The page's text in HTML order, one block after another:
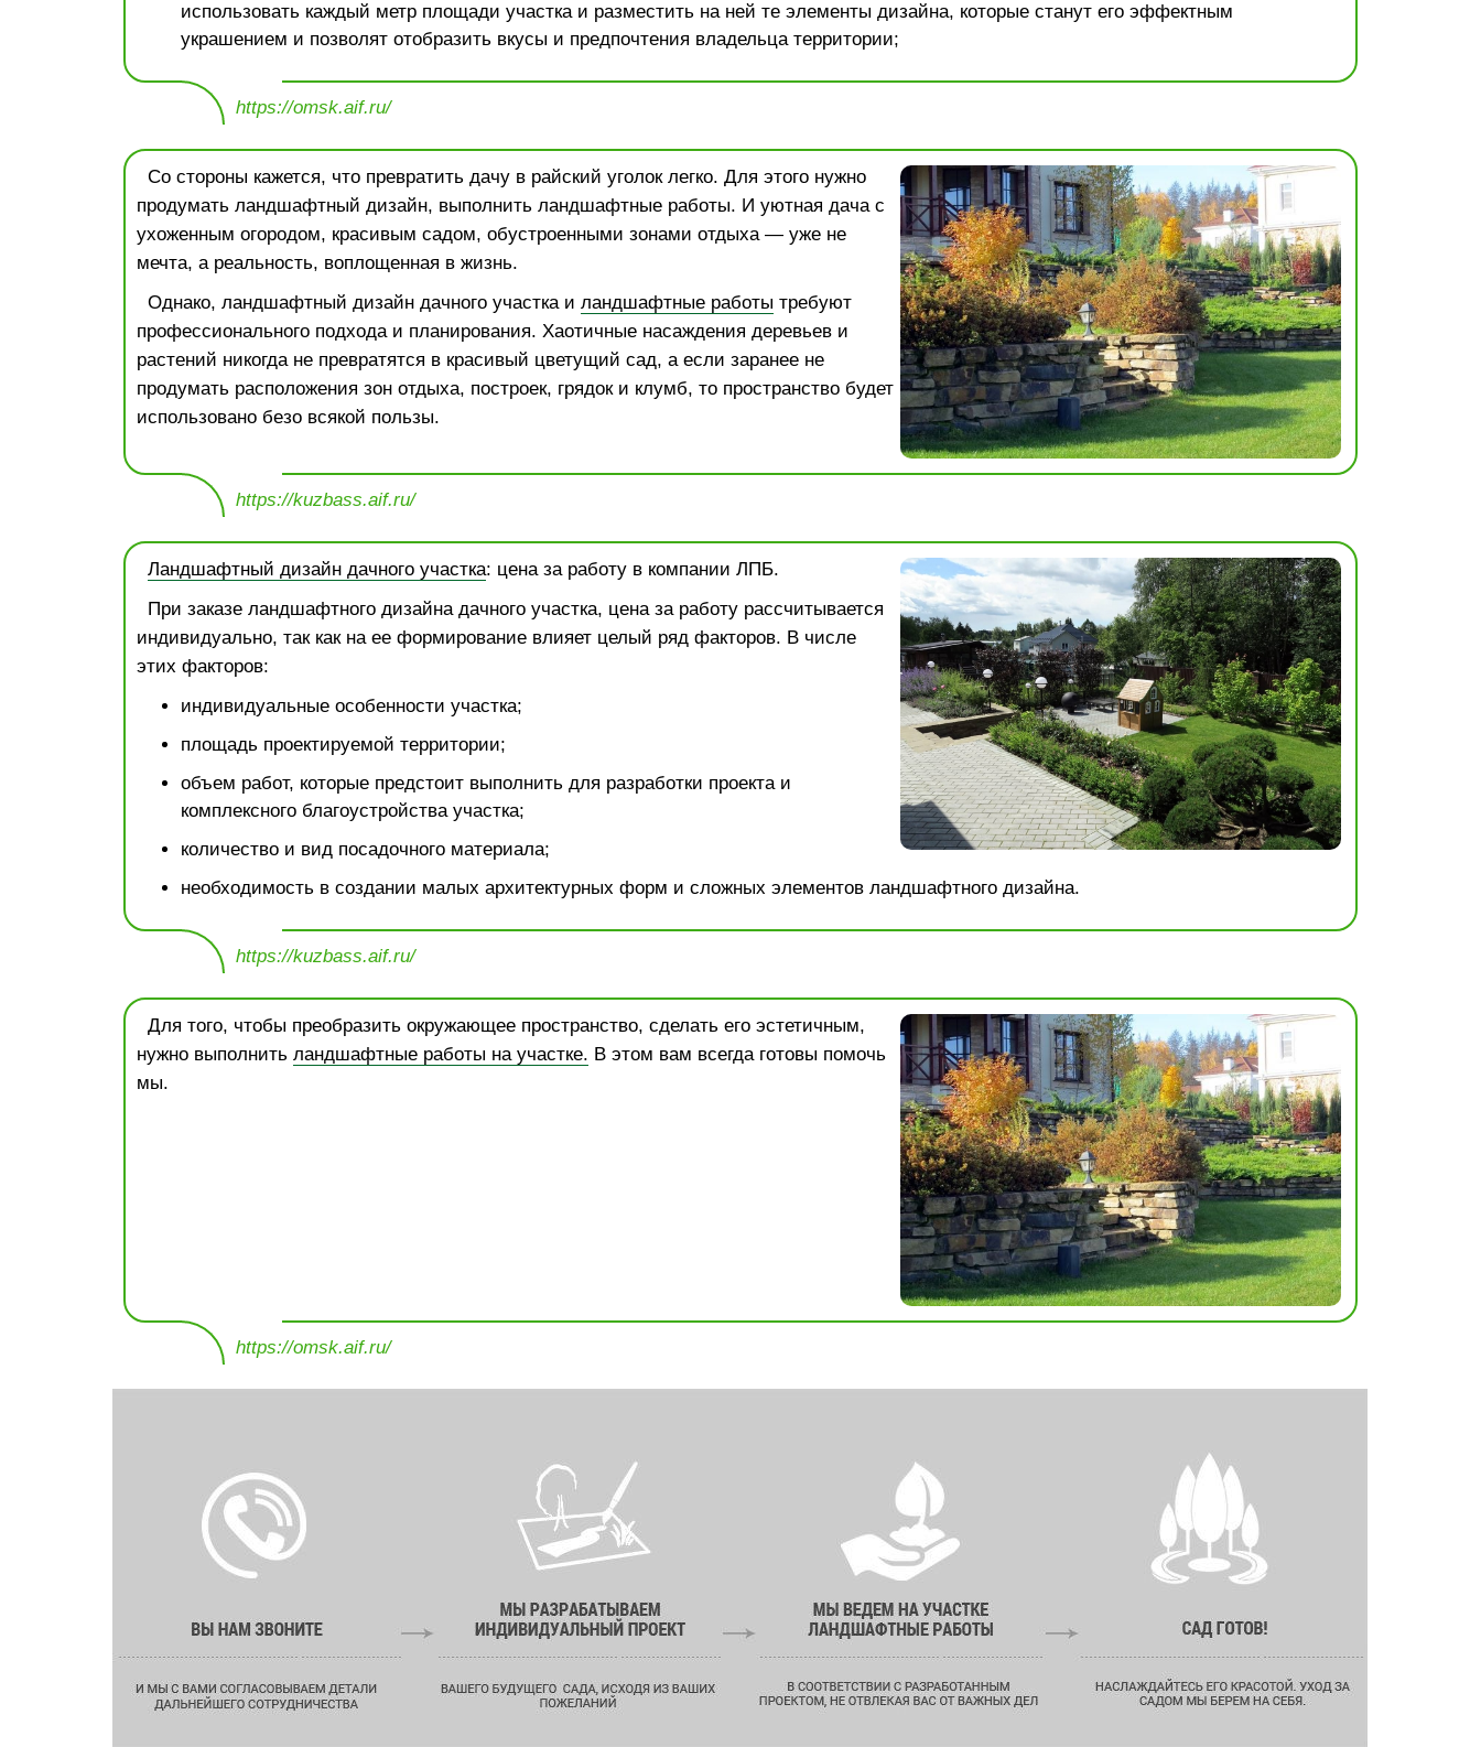
использовать каждый метр площади участка и разместить на ней те элементы дизайна, которые станут его эффектным
украшением и позволят отобразить вкусы и предпочтения владельца территории;
https://omsk.aif.ru/
Со стороны кажется, что превратить дачу в райский уголок легко. Для этого нужно
продумать ландшафтный дизайн, выполнить ландшафтные работы. И уютная дача с
ухоженным огородом, красивым садом, обустроенными зонами отдыха — уже не
мечта, а реальность, воплощенная в жизнь.
Однако, ландшафтный дизайн дачного участка и ландшафтные работы требуют
профессионального подхода и планирования. Хаотичные насаждения деревьев и
растений никогда не превратятся в красивый цветущий сад, а если заранее не
продумать расположения зон отдыха, построек, грядок и клумб, то пространство будет
использовано безо всякой пользы.
https://kuzbass.aif.ru/
Ландшафтный дизайн дачного участка: цена за работу в компании ЛПБ.
При заказе ландшафтного дизайна дачного участка, цена за работу рассчитывается
индивидуально, так как на ее формирование влияет целый ряд факторов. В числе
этих факторов:
индивидуальные особенности участка;
площадь проектируемой территории;
объем работ, которые предстоит выполнить для разработки проекта и
комплексного благоустройства участка;
количество и вид посадочного материала;
необходимость в создании малых архитектурных форм и сложных элементов ландшафтного дизайна.
https://kuzbass.aif.ru/
Для того, чтобы преобразить окружающее пространство, сделать его эстетичным,
нужно выполнить ландшафтные работы на участке. В этом вам всегда готовы помочь
мы.
https://omsk.aif.ru/